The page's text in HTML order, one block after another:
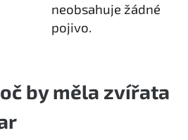
neobsahuje žádné
pojivo.
by měla zvířata